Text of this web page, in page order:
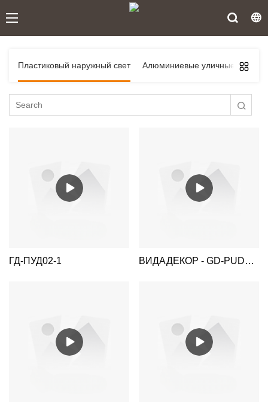
Пластиковый наружный свет Алюминиевые уличные фонари
ГД-ПУД02-1 ВИДАДЕКОР - GD-PUD01-1